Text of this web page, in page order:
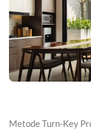
Metode Turn-Key